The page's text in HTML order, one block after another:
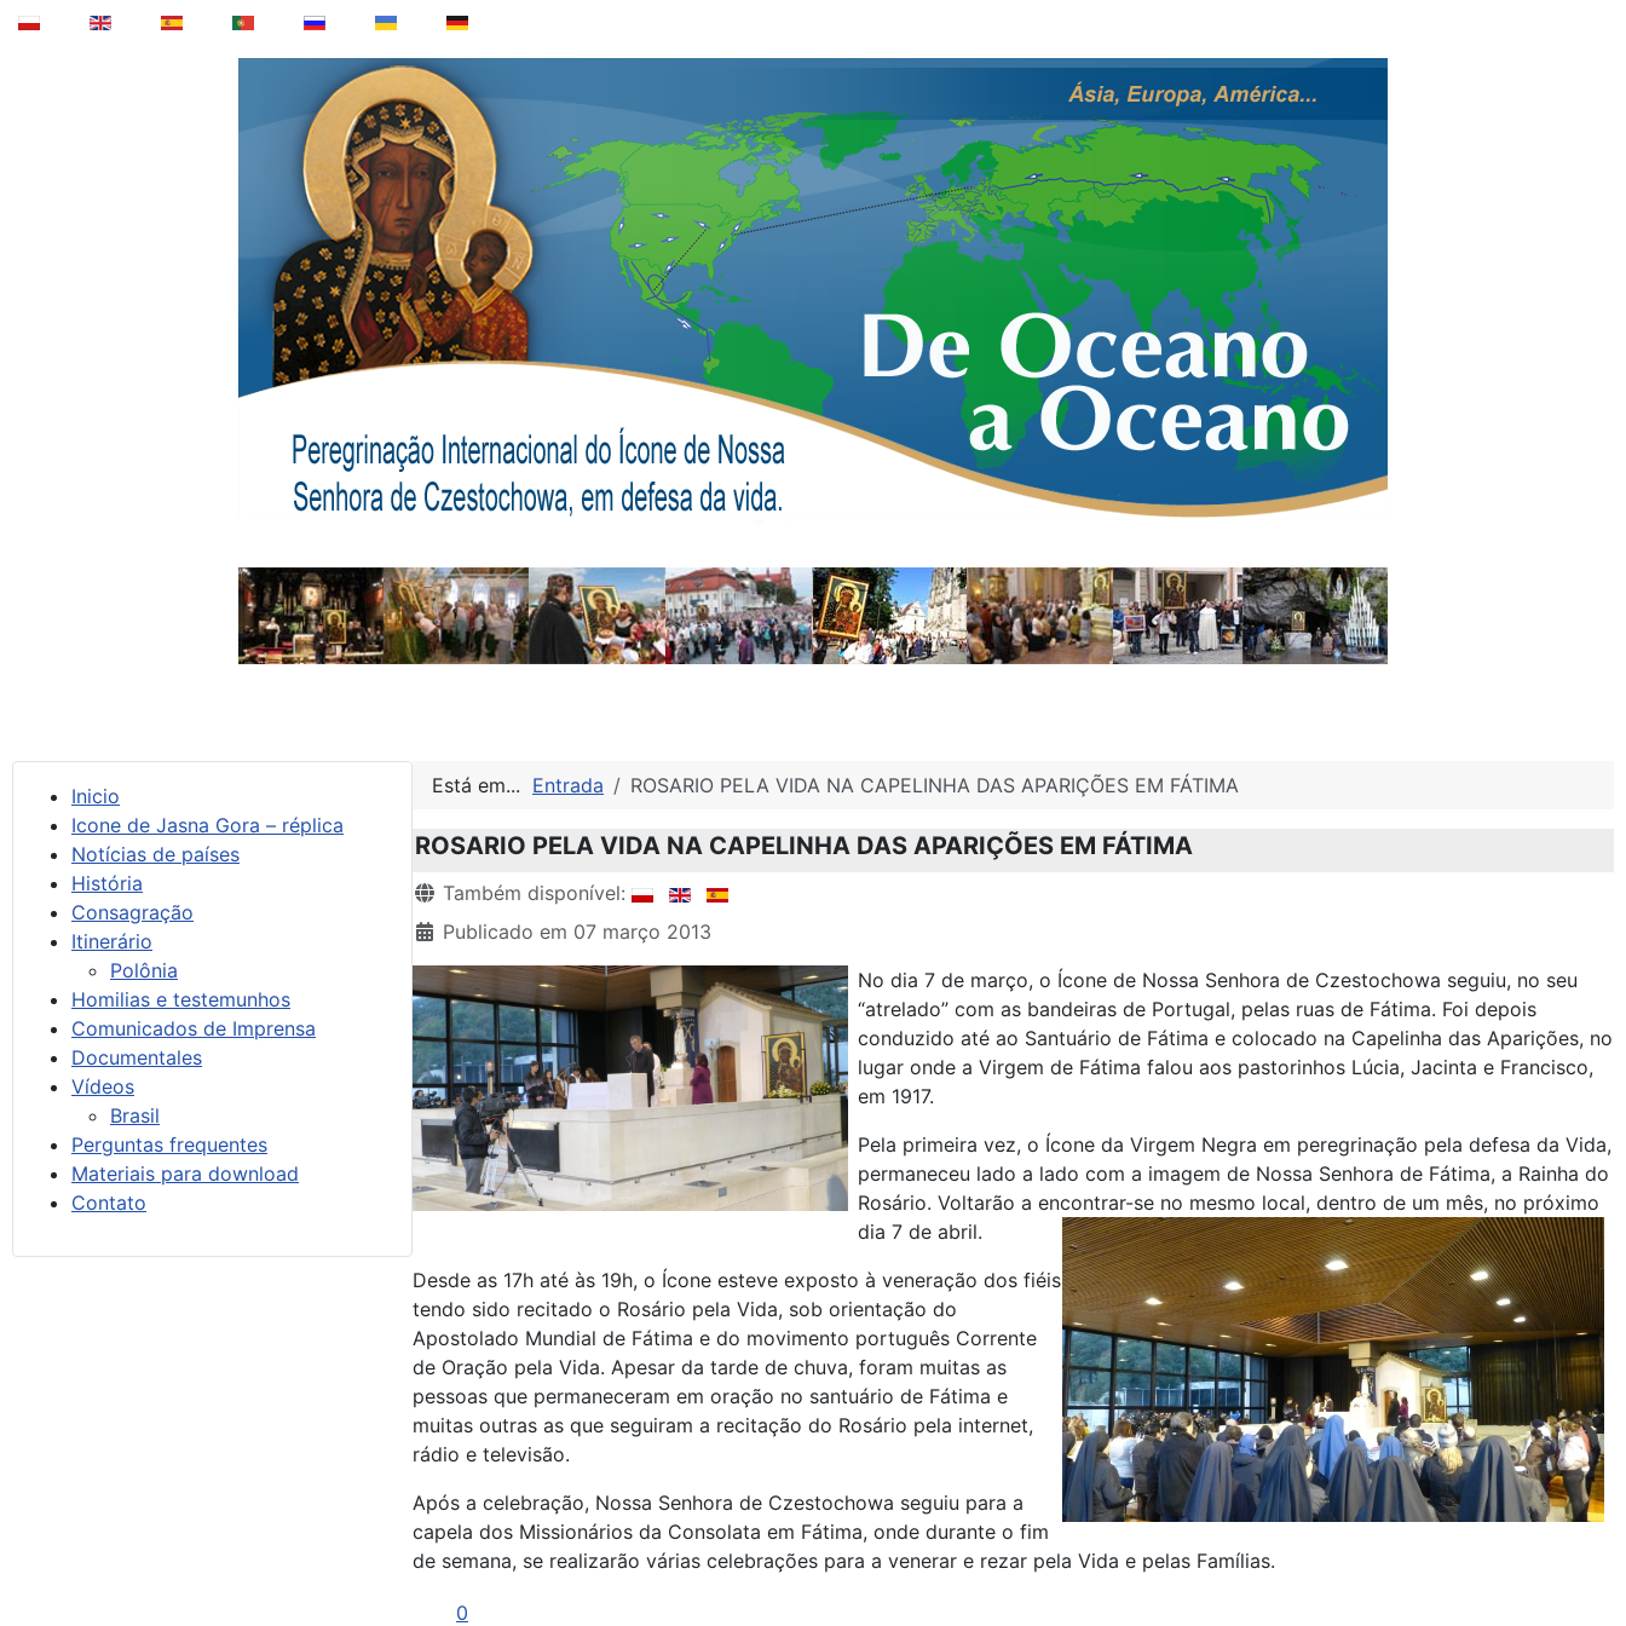
Inicio
Icone de Jasna Gora – réplica
Notícias de países
História
Consagração
Itinerário
Polônia
Homilias e testemunhos
Comunicados de Imprensa
Documentales
Vídeos
Brasil
Perguntas frequentes
Materiais para download
Contato
Está em... Entrada ROSARIO PELA VIDA NA CAPELINHA DAS APARIÇÕES EM FÁTIMA
ROSARIO PELA VIDA NA CAPELINHA DAS APARIÇÕES EM FÁTIMA
Detalhes
Também disponível:
Publicado em 07 março 2013
No dia 7 de março, o Ícone de Nossa Senhora de Czestochowa seguiu, no seu
“atrelado” com as bandeiras de Portugal, pelas ruas de Fátima. Foi depois
conduzido até ao Santuário de Fátima e colocado na Capelinha das Aparições, no
lugar onde a Virgem de Fátima falou aos pastorinhos Lúcia, Jacinta e Francisco,
em 1917.
Pela primeira vez, o Ícone da Virgem Negra em peregrinação pela defesa da Vida,
permaneceu lado a lado com a imagem de Nossa Senhora de Fátima, a Rainha do
Rosário. Voltarão a encontrar-se no mesmo local, dentro de um mês, no próximo
dia 7 de abril.
Desde as 17h até às 19h, o Ícone esteve exposto à veneração dos fiéis
tendo sido recitado o Rosário pela Vida, sob orientação do
Apostolado Mundial de Fátima e do movimento português Corrente
de Oração pela Vida. Apesar da tarde de chuva, foram muitas as
pessoas que permaneceram em oração no santuário de Fátima e
muitas outras as que seguiram a recitação do Rosário pela internet,
rádio e televisão.
Após a celebração, Nossa Senhora de Czestochowa seguiu para a
capela dos Missionários da Consolata em Fátima, onde durante o fim
de semana, se realizarão várias celebrações para a venerar e rezar pela Vida e pelas Famílias.
0